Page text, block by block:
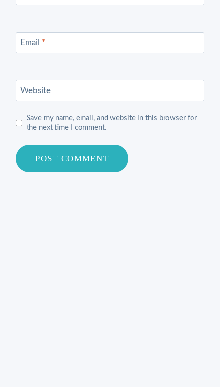
Email *
Website
Save my name, email, and website in this browser for
the next time I comment.